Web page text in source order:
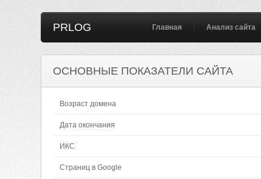
PRLOG Главная Анализ сайта
ОСНОВНЫЕ ПОКАЗАТЕЛИ САЙТА
Возраст домена
Дата окончания
ИКС
Страниц в Google